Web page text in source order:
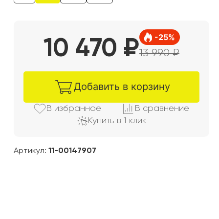
Артикул: 11-00147907
10 470 ₽ -25%
13 990₽
Добавить в корзину
В избранное В сравнение
Купить в 1 клик